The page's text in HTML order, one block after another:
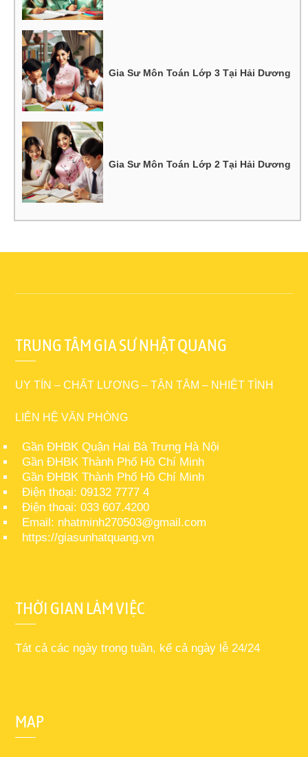
Gia Sư Môn Toán Lớp 3 Tại Hải Dương
Gia Sư Môn Toán Lớp 2 Tại Hải Dương
TRUNG TÂM GIA SƯ NHẬT QUANG
UY TÍN – CHẤT LƯỢNG – TẬN TÂM – NHIỆT TÌNH
LIÊN HỆ VĂN PHÒNG
Gần ĐHBK Quận Hai Bà Trưng Hà Nội
Gần ĐHBK Thành Phố Hồ Chí Minh
Gần ĐHBK Thành Phố Hồ Chí Minh
Điện thoại: 09132 7777 4
Điện thoại: 033 607.4200
Email: nhatminh270503@gmail.com
https://giasunhatquang.vn
THỜI GIAN LÀM VIỆC
Tát cả các ngày trong tuần, kể cả ngày lễ 24/24
MAP